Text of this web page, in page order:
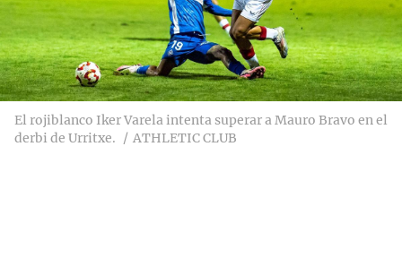
El rojiblanco Iker Varela intenta superar a Mauro Bravo en el
derbi de Urritxe.
ATHLETIC CLUB